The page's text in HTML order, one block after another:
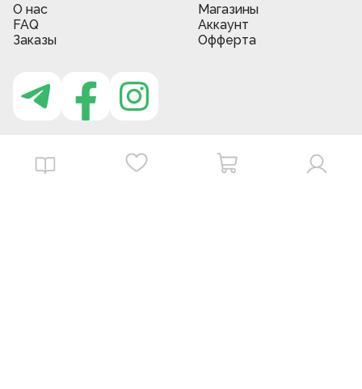
О нас
Магазины
FAQ
Аккаунт
Заказы
Офферта
Приложение MBG store